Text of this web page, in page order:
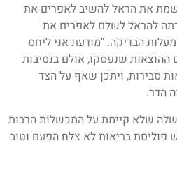
את הראל להשיב לאפרים את
להראל לשלם לאפרים את
הבדיקה. "מודעת אני ליחס
ההוצאות שנפסקו, אולם בנסיבות
סבירות, ויתכן שאף על הצד
הדר.
שלא קיימת על המכשלות הרבות
בריאות לא צלח הפעם וטוב